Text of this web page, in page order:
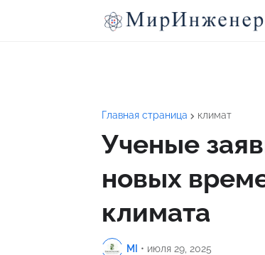
Главная страница климат
Ученые
новых
климата
MI • июля 29, 2025